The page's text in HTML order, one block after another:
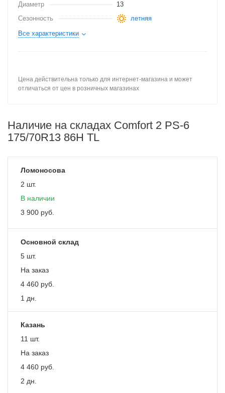
Диаметр
13
Сезонность
летняя
Все характеристики
Цена действительна только для интернет-магазина и может
отличаться от цен в розничных магазинах
Наличие на складах Comfort 2 PS-6
175/70R13 86H TL
Ломоносова
2 шт.
В наличии
3 900 руб.
Основной склад
5 шт.
На заказ
4 460 руб.
1 дн.
Казань
11 шт.
На заказ
4 460 руб.
2 дн.